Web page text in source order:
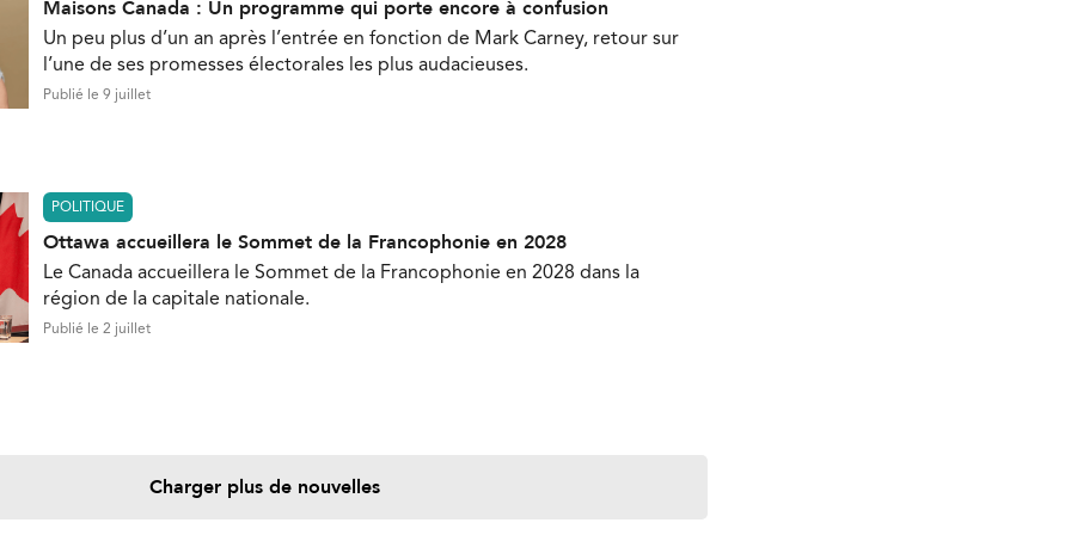
Maisons Canada : Un programme qui porte encore à confusion
Un peu plus d’un an après l’entrée en fonction de Mark Carney, retour sur
l’une de ses promesses électorales les plus audacieuses.
Publié le 9 juillet
POLITIQUE
Ottawa accueillera le Sommet de la Francophonie en 2028
Le Canada accueillera le Sommet de la Francophonie en 2028 dans la
région de la capitale nationale.
Publié le 2 juillet
Charger plus de nouvelles